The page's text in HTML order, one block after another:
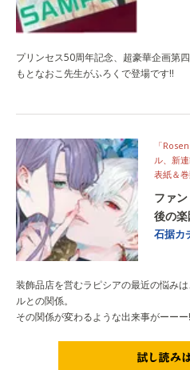
プリンセス50周年記念、超豪華企画第四
もとなおこ先生がふろくで登場です!!
「
ル、新
表紙＆
ファ
後の楽
石据カ
装飾品店を営むラピシアの最近の悩み
ルとの関係。
その関係が変わるような出来事がーーー